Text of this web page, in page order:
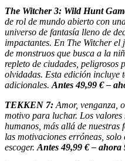
The Witcher 3: Wild Hunt
de rol de mundo abierto con
universo de fantasía lleno de
impactantes. En The Witcher
de monstruos que busca a la
repleto de ciudades, peligrosos
olvidadas. Esta edición incluye
adicionales. Antes 49,99 € –
TEKKEN 7: Amor, venganza,
motivo para luchar. Los valores
humanos, más allá de nuestras
las motivaciones erróneas,
escoger. Antes 49,99 € – ahora